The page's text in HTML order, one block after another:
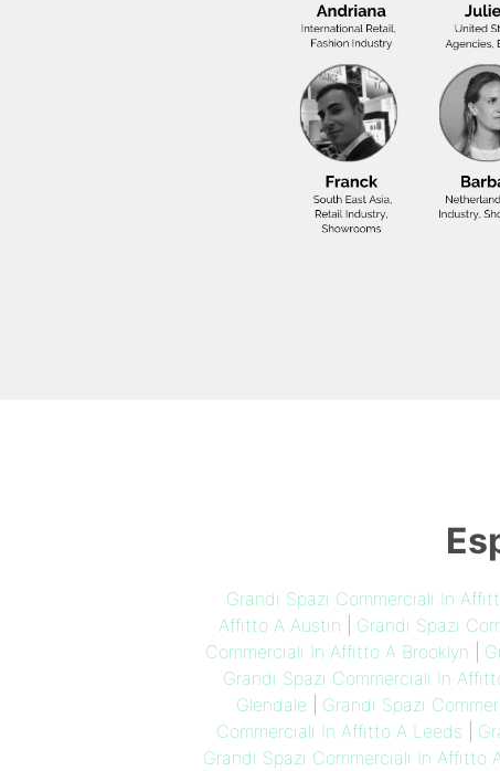
Grandi Spazi Commerciali In
Affitto A Austin
Grandi Spazi
Commerciali In Affitto A Brooklyn
Grandi Spazi Commerciali In
Glendale
Grandi Spazi
Commerciali In Affitto A Leeds
Grandi Spazi Commerciali In Affitto